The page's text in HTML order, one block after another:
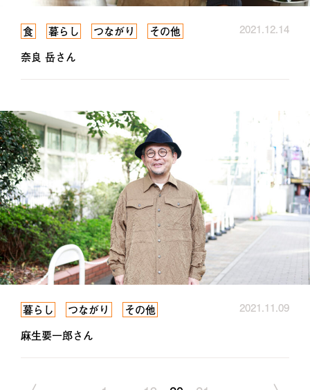
食 暮らし つながり その他
2021.12.14
奈良 岳さん
暮らし つながり その他
2021.11.09
麻生要一郎さん